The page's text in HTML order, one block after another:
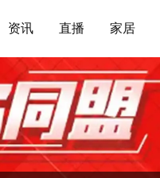
资讯 直播 家居